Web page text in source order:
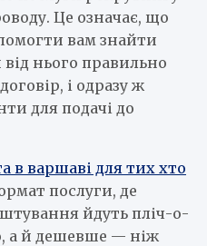
Це означає, що
вам знайти
нього правильно
і одразу ж
для подачі до
в варшаві для тих хто
послуги, де
йдуть пліч-о-
а й дешевше — ніж